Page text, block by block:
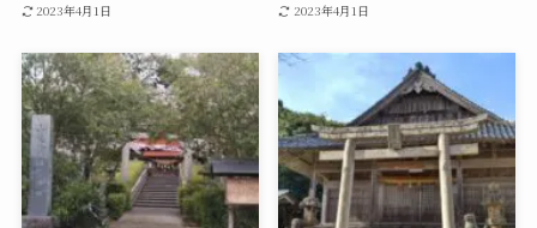
2023年4月1日 2023年4月1日